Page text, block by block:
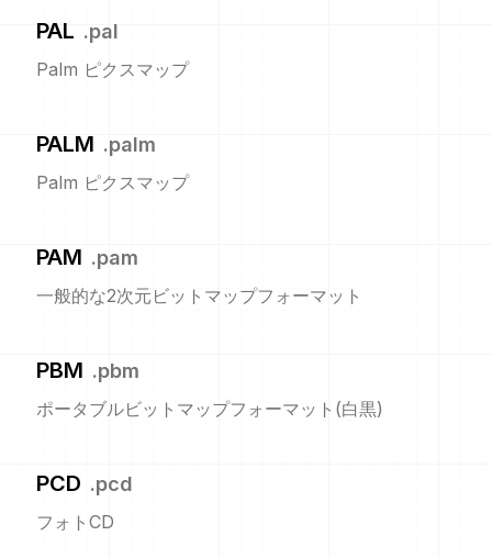
PAL .pal
Palm ピクスマップ
PALM .palm
Palm ピクスマップ
PAM .pam
一般的な2次元ビットマップフォーマット
PBM .pbm
ポータブルビットマップフォーマット(白黒)
PCD .pcd
フォトCD